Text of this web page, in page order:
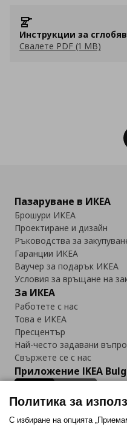
Инструкции за
Свалете PDF (1 MB)
Пазаруване в ИКЕА
Брошури ИКЕА
Проектиране и дизайн
Ръководства за
Гаранции ИКЕА
Ваучер за подарък ИКЕА
Условия за връщане на
За ИКЕА
Работете с нас
Това е ИКЕА
Пресцентър
Най-често задавани
Свържете се с нас
Приложение IKEA
Политика за
С избиране на опцията